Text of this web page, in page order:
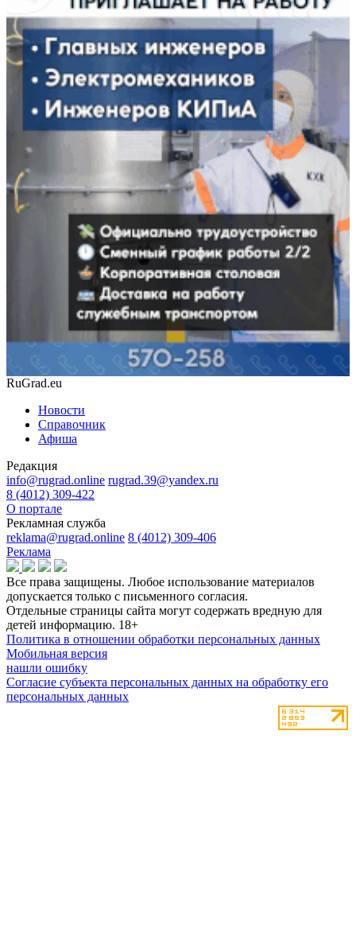
RuGrad.eu
Новости
Справочник
Афиша
Редакция
info@rugrad.online rugrad.39@yandex.ru
8 (4012) 309-422
О портале
Рекламная служба
reklama@rugrad.online 8 (4012) 309-406
Реклама
Все права защищены. Любое использование материалов
допускается только с письменного согласия.
Отдельные страницы сайта могут содержать вредную для
детей информацию. 18+
Политика в отношении обработки персональных данных
Мобильная версия
нашли ошибку
Согласие субъекта персональных данных на обработку его
персональных данных